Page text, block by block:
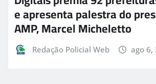
e apresenta palestra do
AMP, Marcel Micheletto
Redação Policial Web ago 6,